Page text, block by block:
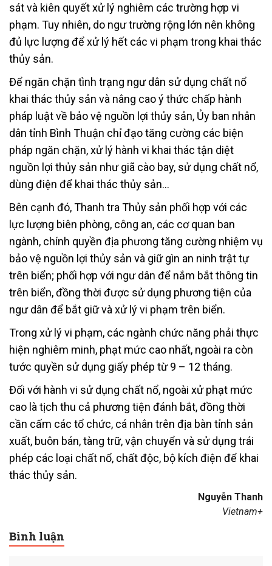
sát và kiên quyết xử lý nghiêm các trường hợp vi
phạm. Tuy nhiên, do ngư trường rộng lớn nên không
đủ lực lượng để xử lý hết các vi phạm trong khai thác
thủy sản.
Để ngăn chặn tình trạng ngư dân sử dụng chất nổ
khai thác thủy sản và nâng cao ý thức chấp hành
pháp luật về bảo vệ nguồn lợi thủy sản, Ủy ban nhân
dân tỉnh Bình Thuận chỉ đạo tăng cường các biện
pháp ngăn chặn, xử lý hành vi khai thác tận diệt
nguồn lợi thủy sản như giã cào bay, sử dụng chất nổ,
dùng điện để khai thác thủy sản…
Bên cạnh đó, Thanh tra Thủy sản phối hợp với các
lực lượng biên phòng, công an, các cơ quan ban
ngành, chính quyền địa phương tăng cường nhiệm vụ
bảo vệ nguồn lợi thủy sản và giữ gìn an ninh trật tự
trên biển; phối hợp với ngư dân để nắm bắt thông tin
trên biển, đồng thời được sử dụng phương tiện của
ngư dân để bắt giữ và xử lý vi phạm trên biển.
Trong xử lý vi phạm, các ngành chức năng phải thực
hiện nghiêm minh, phạt mức cao nhất, ngoài ra còn
tước quyền sử dụng giấy phép từ 9 – 12 tháng.
Đối với hành vi sử dụng chất nổ, ngoài xử phạt mức
cao là tịch thu cả phương tiện đánh bắt, đồng thời
cần cấm các tổ chức, cá nhân trên địa bàn tỉnh sản
xuất, buôn bán, tàng trữ, vận chuyển và sử dụng trái
phép các loại chất nổ, chất độc, bộ kích điện để khai
thác thủy sản.
Nguyễn Thanh
Vietnam+
Bình luận